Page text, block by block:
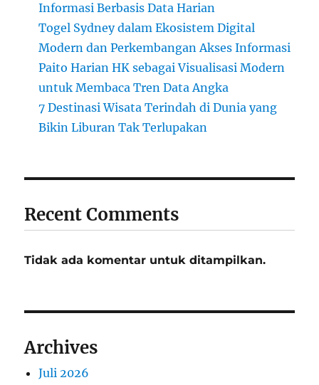
Informasi Berbasis Data Harian
Togel Sydney dalam Ekosistem Digital
Modern dan Perkembangan Akses Informasi
Paito Harian HK sebagai Visualisasi Modern
untuk Membaca Tren Data Angka
7 Destinasi Wisata Terindah di Dunia yang
Bikin Liburan Tak Terlupakan
Recent Comments
Tidak ada komentar untuk ditampilkan.
Archives
Juli 2026